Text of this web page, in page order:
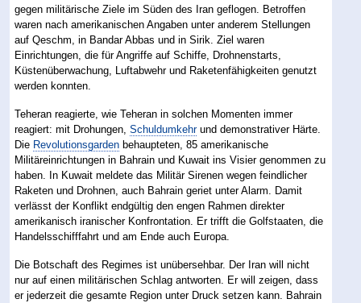
gegen militärische Ziele im Süden des Iran geflogen. Betroffen
waren nach amerikanischen Angaben unter anderem Stellungen
auf Qeschm, in Bandar Abbas und in Sirik. Ziel waren
Einrichtungen, die für Angriffe auf Schiffe, Drohnenstarts,
Küstenüberwachung, Luftabwehr und Raketenfähigkeiten genutzt
werden konnten.
Teheran reagierte, wie Teheran in solchen Momenten immer
reagiert: mit Drohungen,Schuldumkehrund demonstrativer Härte.
Die Revolutionsgarden behaupteten, 85 amerikanische
Militäreinrichtungen in Bahrain und Kuwait ins Visier genommen zu
haben. In Kuwait meldete das Militär Sirenen wegen feindlicher
Raketen und Drohnen, auch Bahrain geriet unter Alarm. Damit
verlässt der Konflikt endgültig den engen Rahmen direkter
amerikanisch iranischer Konfrontation. Er trifft die Golfstaaten, die
Handelsschifffahrt und am Ende auch Europa.
Die Botschaft des Regimes ist unübersehbar. Der Iran will nicht
nur auf einen militärischen Schlag antworten. Er will zeigen, dass
er jederzeit die gesamte Region unter Druck setzen kann. Bahrain